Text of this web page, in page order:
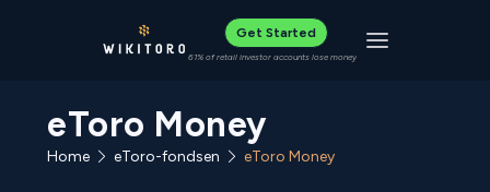
Get Started
61% of retail investor accounts lose money Toggle
eToro Money
Home eToro-fondsen eToro Money